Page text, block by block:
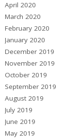
April 2020
March 2020
February 2020
January 2020
December 2019
November 2019
October 2019
September 2019
August 2019
July 2019
June 2019
May 2019